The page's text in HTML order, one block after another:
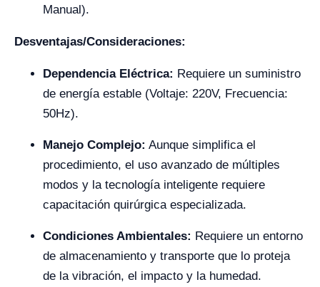
Manual).
Desventajas/Consideraciones:
Dependencia Eléctrica: Requiere un suministro
de energía estable (Voltaje: 220V, Frecuencia:
50Hz).
Manejo Complejo: Aunque simplifica el
procedimiento, el uso avanzado de múltiples
modos y la tecnología inteligente requiere
capacitación quirúrgica especializada.
Condiciones Ambientales: Requiere un entorno
de almacenamiento y transporte que lo proteja
de la vibración, el impacto y la humedad.